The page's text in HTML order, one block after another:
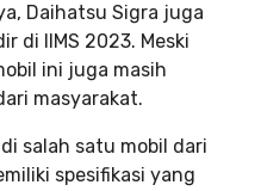
Daihatsu Sigra juga
di IIMS 2023. Meski
ini juga masih
masyarakat.
salah satu mobil dari
spesifikasi yang